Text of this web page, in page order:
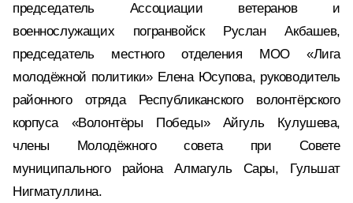
председатель Ассоциации ветеранов и
военнослужащих погранвойск Руслан Акбашев,
председатель местного отделения МОО «Лига
молодёжной политики» Елена Юсупова, руководитель
районного отряда Республиканского волонтёрского
корпуса «Волонтёры Победы» Айгуль Кулушева,
члены Молодёжного совета при Совете
муниципального района Алмагуль Сары, Гульшат
Нигматуллина.